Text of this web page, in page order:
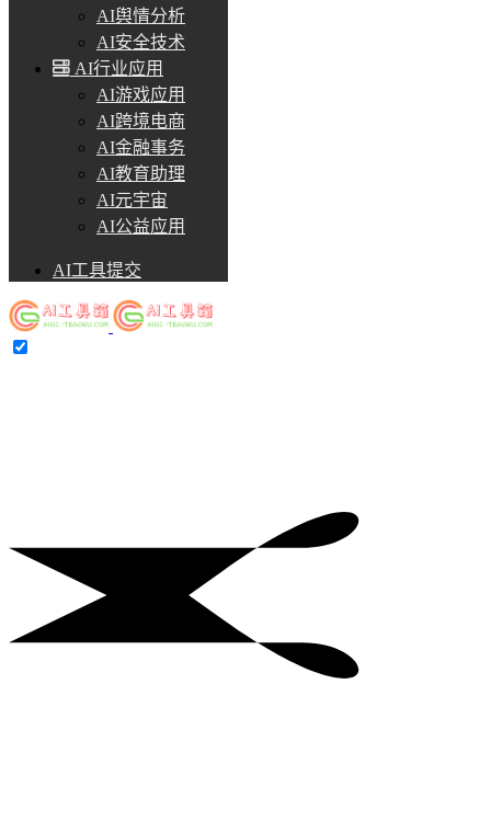
AI舆情分析
AI安全技术
AI行业应用
AI游戏应用
AI跨境电商
AI金融事务
AI教育助理
AI元宇宙
AI公益应用
AI工具提交